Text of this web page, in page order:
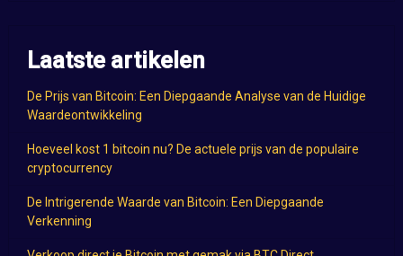
Laatste artikelen
De Prijs van Bitcoin: Een Diepgaande Analyse van de Huidige
Waardeontwikkeling
Hoeveel kost 1 bitcoin nu? De actuele prijs van de populaire
cryptocurrency
De Intrigerende Waarde van Bitcoin: Een Diepgaande
Verkenning